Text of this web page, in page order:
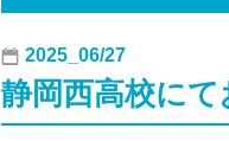
2025_06/27
静岡西高校にて